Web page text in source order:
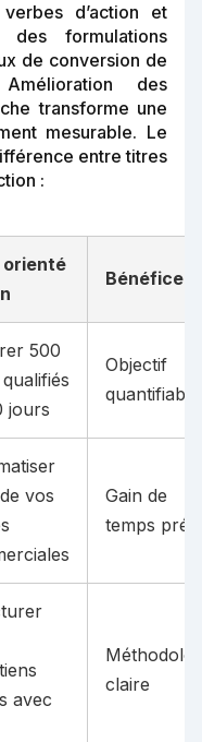
d’action et
des formulations
de conversion de
des
transforme une
mesurable. Le
entre titres
:
Bénéfice
500
jours
Objectif
quantifiable
vos
Gain de
temps
avec
claire